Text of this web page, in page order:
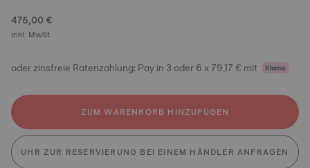
475,00 €
inkl. MwSt.
oder zinsfreie Ratenzahlung: Pay in 3 oder 6 x 79,17 € mit
ZUM WARENKORB HINZUFÜGEN
UHR ZUR RESERVIERUNG BEI EINEM HÄNDLER ANFRAGEN